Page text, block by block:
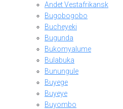
Andet Vestafrikansk
Bugobogobo
Bucheyeki
Bugunda
Bukomyalume
Bulabuka
Bunungule
Buyege
Buyeye
Buyombo